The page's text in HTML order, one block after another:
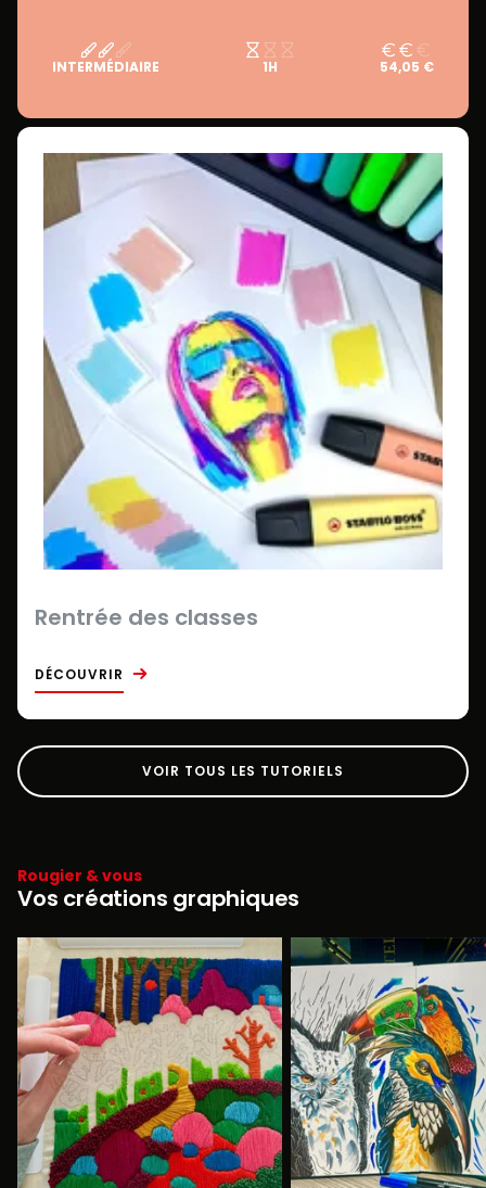
INTERMÉDIAIRE 1H 54,05 €
Rentrée des classes
DÉCOUVRIR
VOIR TOUS LES TUTORIELS
Rougier & vous
Vos créations graphiques